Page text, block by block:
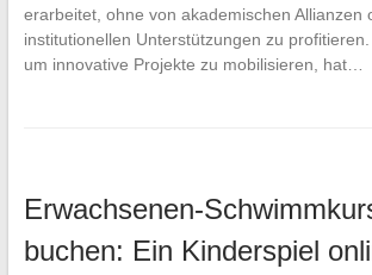
erarbeitet, ohne von akademischen Allianzen
institutionellen Unterstützungen zu profitieren.
um innovative Projekte zu mobilisieren, hat…
Erwachsenen-
buchen: Ein Kinderspiel